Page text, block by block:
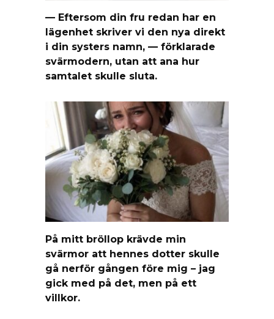
— Eftersom din fru redan har en
lägenhet skriver vi den nya direkt
i din systers namn, — förklarade
svärmodern, utan att ana hur
samtalet skulle sluta.
På mitt bröllop krävde min
svärmor att hennes dotter skulle
gå nerför gången före mig – jag
gick med på det, men på ett
villkor.